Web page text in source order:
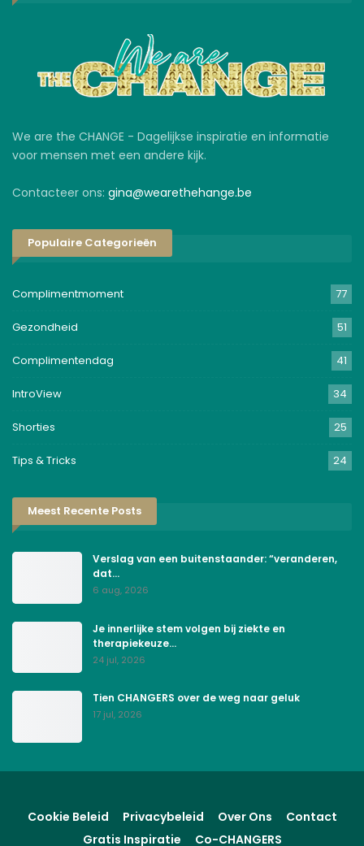
We are the CHANGE - Dagelijkse inspiratie en informatie
voor mensen met een andere kijk.
Contacteer ons: gina@wearethehange.be
Populaire Categorieën
Complimentmoment 77
Gezondheid 51
Complimentendag 41
IntroView 34
Shorties 25
Tips & Tricks 24
Meest Recente Posts
Verslag van een buitenstaander: “veranderen,
dat…
6 aug, 2026
Je innerlijke stem volgen bij ziekte en
therapiekeuze…
24 jul, 2026
Tien CHANGERS over de weg naar geluk
17 jul, 2026
Cookie Beleid Privacybeleid Over Ons
Contact
Gratis Inspiratie
Co-CHANGERS